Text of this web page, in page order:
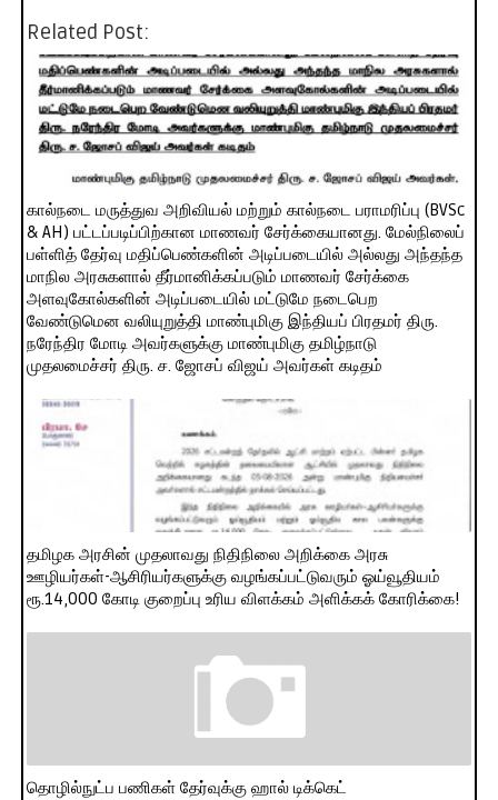
Related Post:
கால்நடை மருத்துவ அறிவியல் மற்றும் கால்நடை பராமரிப்பு (BVSc
& AH) பட்டப்படிப்பிற்கான மாணவர் சேர்க்கையானது. மேல்நிலைப்
பள்ளித் தேர்வு மதிப்பெண்களின் அடிப்படையில் அல்லது அந்தந்த
மாநில அரசுகளால் தீர்மானிக்கப்படும் மாணவர் சேர்க்கை
அளவுகோல்களின் அடிப்படையில் மட்டுமே நடைபெற
வேண்டுமென வலியுறுத்தி மாண்புமிகு இந்தியப் பிரதமர் திரு.
நரேந்திர மோடி அவர்களுக்கு மாண்புமிகு தமிழ்நாடு
முதலமைச்சர் திரு. ச. ஜோசப் விஜய் அவர்கள் கடிதம்
தமிழக அரசின் முதலாவது நிதிநிலை அறிக்கை அரசு
ஊழியர்கள்-ஆசிரியர்களுக்கு வழங்கப்பட்டுவரும் ஓய்வூதியம்
ரூ.14,000 கோடி குறைப்பு உரிய விளக்கம் அளிக்கக் கோரிக்கை!
தொழில்நுட்ப பணிகள் தேர்வுக்கு ஹால் ​டிக்கெட்